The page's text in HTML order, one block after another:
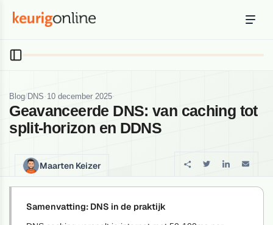
Domeinnaam
Registreer je domein
Support & kennisbank
Blog & tools
Blog/DNS · 10 december 2025·
Geavanceerde DNS: van caching tot
split-horizon en DDNS
Maarten Keizer
Samenvatting: DNS in de praktijk